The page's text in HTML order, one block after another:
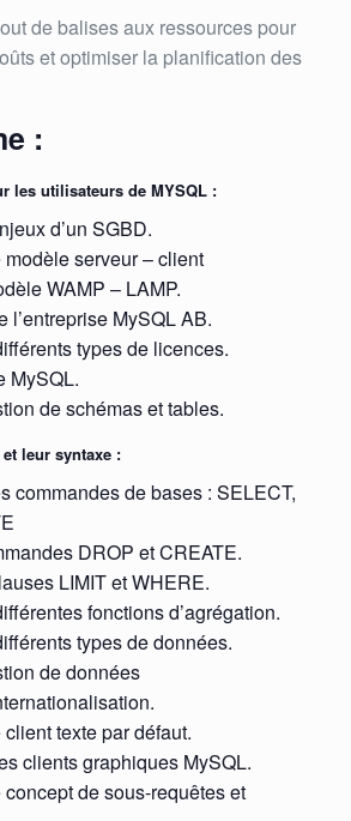
de balises aux ressources pour
et optimiser la planification des
:
les utilisateurs de MYSQL :
d’un SGBD.
serveur – client
WAMP – LAMP.
l’entreprise MySQL AB.
types de licences.
MySQL.
de schémas et tables.
leur syntaxe :
commandes de bases : SELECT,
DROP et CREATE.
LIMIT et WHERE.
fonctions d’agrégation.
types de données.
de données
texte par défaut.
clients graphiques MySQL.
de sous-requêtes et